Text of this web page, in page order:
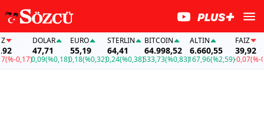
0,17)
DOLAR
47,71
0,09(%0,18)
EURO
55,19
0,18(%0,32)
STERLIN
64,41
0,24(%0,38)
BITCOIN
64.998,52
533,73(%0,83)
ALTIN
6.660,55
167,96(%2,59)
FAİZ
39,92
-0,07(%-0,17)